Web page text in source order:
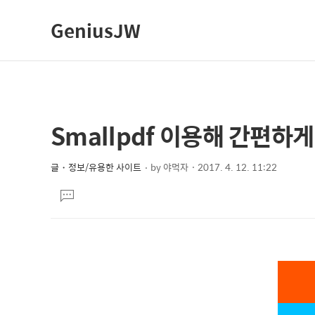
GeniusJW
상
세
컨
텐
본
문
제
Smallpdf 이용해 간편하
글・정보/유용한 사이트 by야먹자 2017. 4. 12. 11:22
문댓
글